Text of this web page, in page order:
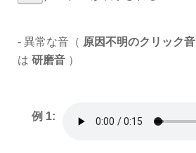
- 異常な音（ 原因不明のクリック音
は 研磨音 ）
例 1: